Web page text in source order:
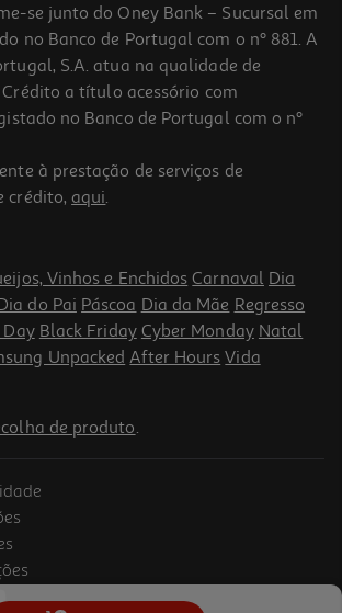
Samsung S25 Fe Preta
Samsung A17 Rosa
se junto do Oney Bank – Sucursal em
no Banco de Portugal com o nº 881. A
S.A. atua na qualidade de
a título acessório com
no Banco de Portugal com o nº
à prestação de serviços de
crédito, aqui.
Vinhos e Enchidos Carnaval Dia
do Pai Páscoa Dia da Mãe Regresso
Day Black Friday Cyber Monday Natal
Unpacked After Hours Vida
de produto.